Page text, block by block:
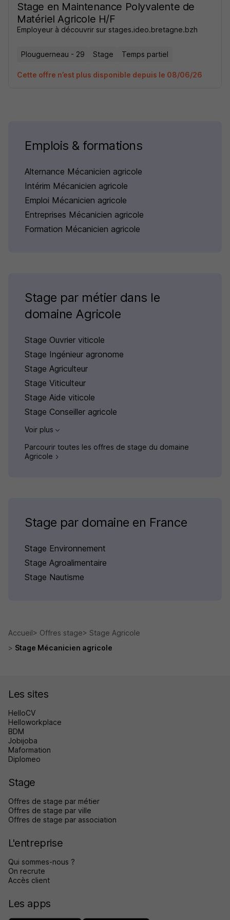
Stage en Maintenance Polyvalente de
Matériel Agricole H/F
Employeur à découvrir sur stages.ideo.bretagne.bzh
Plouguerneau - 29 Stage Temps partiel
Cette offre n’est plus disponible depuis le 08/06/26
Emplois & formations
Alternance Mécanicien agricole
Intérim Mécanicien agricole
Emploi Mécanicien agricole
Entreprises Mécanicien agricole
Formation Mécanicien agricole
Stage par métier dans le
domaine Agricole
Stage Ouvrier viticole
Stage Ingénieur agronome
Stage Agriculteur
Stage Viticulteur
Stage Aide viticole
Stage Conseiller agricole
Voir plus
Parcourir toutes les offres de stage du domaine
Agricole
Stage par domaine en France
Stage Environnement
Stage Agroalimentaire
Stage Nautisme
Accueil Offres stage
Stage Agricole
Stage Mécanicien agricole
Les sites
HelloCV
Helloworkplace
BDM
Jobijoba
Maformation
Diplomeo
Stage
Offres de stage par métier
Offres de stage par ville
Offres de stage par association
L'entreprise
Qui sommes-nous ?
On recrute
Accès client
Les apps